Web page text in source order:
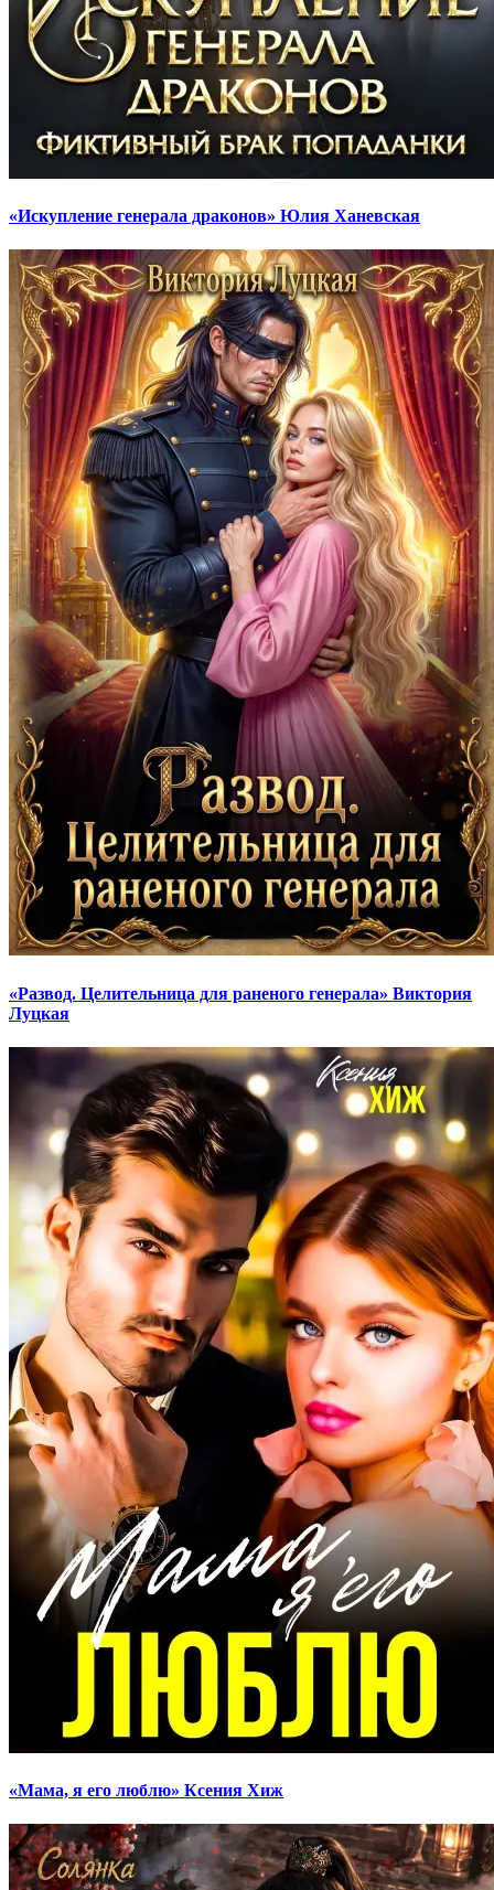
«Искупление генерала драконов» Юлия Ханевская
«Развод. Целительница для раненого генерала» Виктория
Луцкая
«Мама, я его люблю» Ксения Хиж